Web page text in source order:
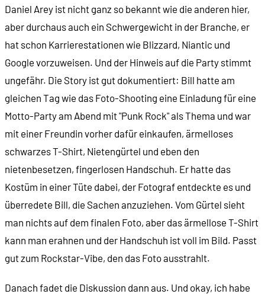
Daniel Arey ist nicht ganz so bekannt wie die anderen hier,
aber durchaus auch ein Schwergewicht in der Branche, er
hat schon Karrierestationen wie Blizzard, Niantic und
Google vorzuweisen. Und der Hinweis auf die Party stimmt
ungefähr. Die Story ist gut dokumentiert: Bill hatte am
gleichen Tag wie das Foto-Shooting eine Einladung für eine
Motto-Party am Abend mit "Punk Rock" als Thema und war
mit einer Freundin vorher dafür einkaufen, ärmelloses
schwarzes T-Shirt, Nietengürtel und eben den
nietenbesetzen, fingerlosen Handschuh. Er hatte das
Kostüm in einer Tüte dabei, der Fotograf entdeckte es und
überredete Bill, die Sachen anzuziehen. Vom Gürtel sieht
man nichts auf dem finalen Foto, aber das ärmellose T-Shirt
kann man erahnen und der Handschuh ist voll im Bild. Passt
gut zum Rockstar-Vibe, den das Foto ausstrahlt.
Danach fadet die Diskussion dann aus. Und okay, ich habe